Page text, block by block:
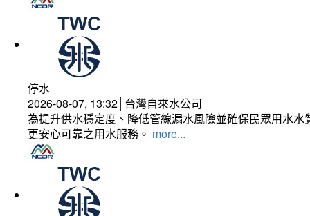
停水
2026-08-07, 13:32│台灣自來水公司
為提升供水穩定度、降低管線漏水風險並確保民眾用水
更安心可靠之用水服務。 more...